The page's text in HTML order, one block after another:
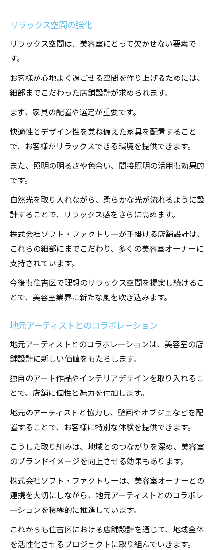
リラックス空間の強化
リラックス空間は、美容室にとって欠かせない要素で
す。
お客様が心地よく過ごせる空間を作り上げるためには、
細部までこだわった店舗設計が求められます。
まず、家具の配置や選定が重要です。
快適性とデザイン性を兼ね備えた家具を配置すること
で、お客様がリラックスできる環境を提供できます。
また、照明の明るさや色合い、間接照明の活用も効果的
です。
自然光を取り入れながら、柔らかな光が流れるように設
計することで、リラックス感をさらに高めます。
株式会社ソフト・ファクトリーが手掛ける店舗設計は、
これらの細部にまでこだわり、多くの美容室オーナーに
支持されています。
今後も住吉区で理想のリラックス空間を提案し続けるこ
とで、美容室業界に新たな風を吹き込みます。
地元アーティストとのコラボレーション
地元アーティストとのコラボレーションは、美容室の店
舗設計に新しい価値をもたらします。
独自のアート作品やインテリアデザインを取り入れるこ
とで、店舗に個性と魅力を付加します。
地元のアーティストと協力し、壁画やオブジェなどを配
置することで、お客様に特別な体験を提供できます。
こうした取り組みは、地域とのつながりを深め、美容室
のブランドイメージを向上させる効果もあります。
株式会社ソフト・ファクトリーは、美容室オーナーとの
連携を大切にしながら、地元アーティストとのコラボレ
ーションを積極的に推進しています。
これからも住吉区における店舗設計を通じて、地域全体
を活性化させるプロジェクトに取り組んでいきます。